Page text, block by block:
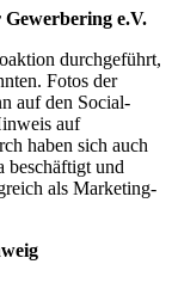
e.V.
durchgeführt,
Fotos der
auf den Social-
auf
haben sich auch
beschäftigt und
als Marketing-